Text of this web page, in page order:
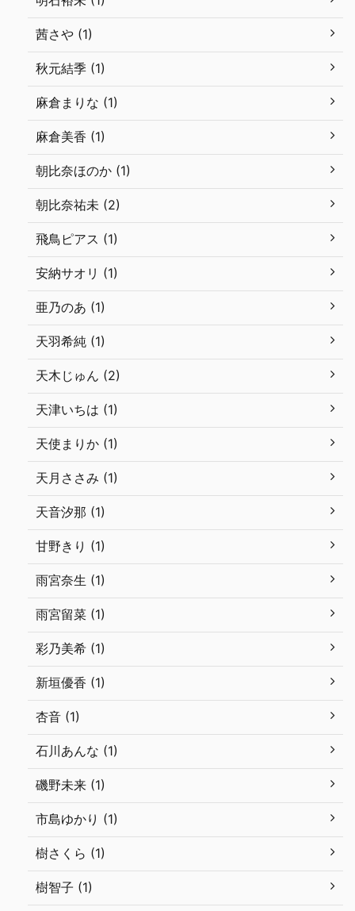
茜さや (1)
秋元結季 (1)
麻倉まりな (1)
麻倉美香 (1)
朝比奈ほのか (1)
朝比奈祐未 (2)
飛鳥ピアス (1)
安納サオリ (1)
亜乃のあ (1)
天羽希純 (1)
天木じゅん (2)
天津いちは (1)
天使まりか (1)
天月ささみ (1)
天音汐那 (1)
甘野きり (1)
雨宮奈生 (1)
雨宮留菜 (1)
彩乃美希 (1)
新垣優香 (1)
杏音 (1)
石川あんな (1)
磯野未来 (1)
市島ゆかり (1)
樹さくら (1)
樹智子 (1)